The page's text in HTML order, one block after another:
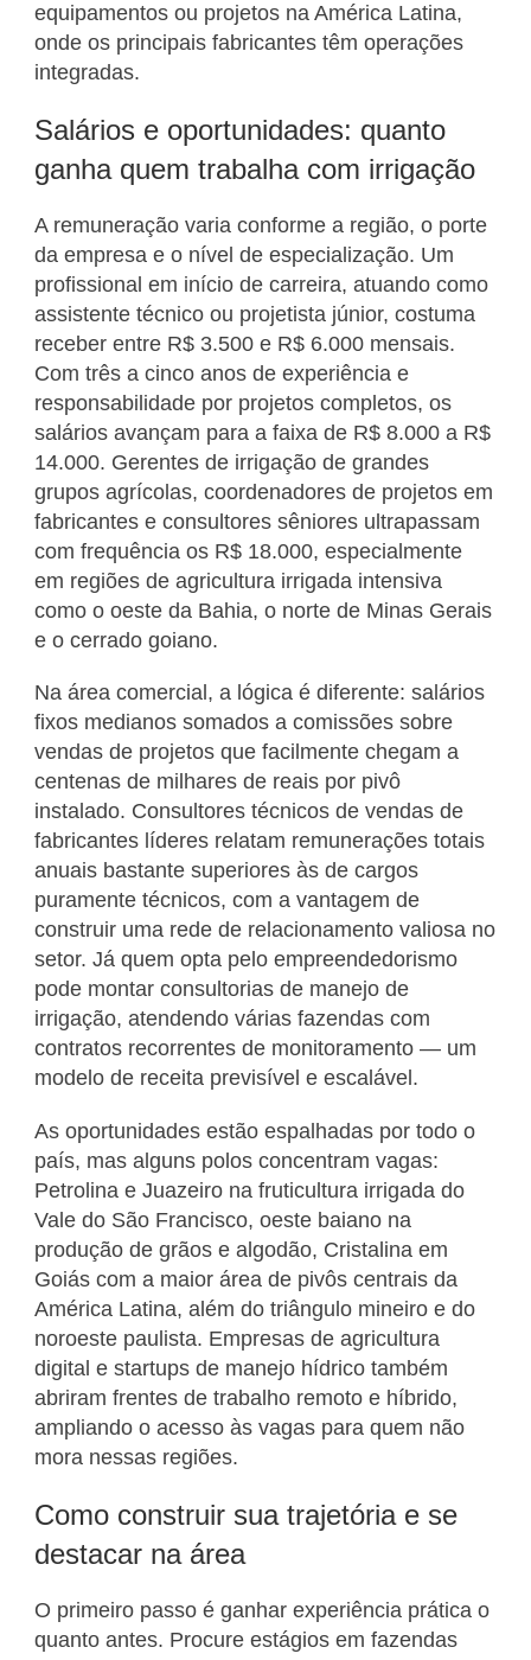
equipamentos ou projetos na América Latina,
onde os principais fabricantes têm operações
integradas.
Salários e oportunidades: quanto
ganha quem trabalha com irrigação
A remuneração varia conforme a região, o porte
da empresa e o nível de especialização. Um
profissional em início de carreira, atuando como
assistente técnico ou projetista júnior, costuma
receber entre R$ 3.500 e R$ 6.000 mensais.
Com três a cinco anos de experiência e
responsabilidade por projetos completos, os
salários avançam para a faixa de R$ 8.000 a R$
14.000. Gerentes de irrigação de grandes
grupos agrícolas, coordenadores de projetos em
fabricantes e consultores sêniores ultrapassam
com frequência os R$ 18.000, especialmente
em regiões de agricultura irrigada intensiva
como o oeste da Bahia, o norte de Minas Gerais
e o cerrado goiano.
Na área comercial, a lógica é diferente: salários
fixos medianos somados a comissões sobre
vendas de projetos que facilmente chegam a
centenas de milhares de reais por pivô
instalado. Consultores técnicos de vendas de
fabricantes líderes relatam remunerações totais
anuais bastante superiores às de cargos
puramente técnicos, com a vantagem de
construir uma rede de relacionamento valiosa no
setor. Já quem opta pelo empreendedorismo
pode montar consultorias de manejo de
irrigação, atendendo várias fazendas com
contratos recorrentes de monitoramento — um
modelo de receita previsível e escalável.
As oportunidades estão espalhadas por todo o
país, mas alguns polos concentram vagas:
Petrolina e Juazeiro na fruticultura irrigada do
Vale do São Francisco, oeste baiano na
produção de grãos e algodão, Cristalina em
Goiás com a maior área de pivôs centrais da
América Latina, além do triângulo mineiro e do
noroeste paulista. Empresas de agricultura
digital e startups de manejo hídrico também
abriram frentes de trabalho remoto e híbrido,
ampliando o acesso às vagas para quem não
mora nessas regiões.
Como construir sua trajetória e se
destacar na área
O primeiro passo é ganhar experiência prática o
quanto antes. Procure estágios em fazendas